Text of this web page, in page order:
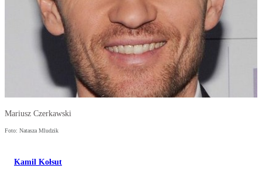
Mariusz Czerkawski
Foto: Natasza Mludzik
Kamil Kołsut